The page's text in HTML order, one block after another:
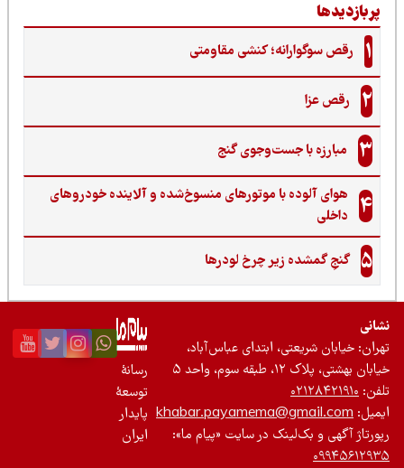
رقص سوگوارانه؛ کنشی مقاومتی
رقص عزا
مبارزه با جست‌وجوی گنج‌
هوای آلوده با موتورهای منسوخ‌شده و آلاینده خودروهای
داخلی
گنجِ گمشده زیر چرخ لودرها
خیابان شریعتی، ابتدای عباس‌آباد،
بهشتی، پلاک ۱۲، طبقه سوم، واحد ۵
۰۲۱۲۸۴۲۱۹۱۰
khabar.payamema@gmail.com
آگهی و بک‌لینک در سایت «پیام ما»:
رسانۀ
توسعۀ
پایدار
ایران